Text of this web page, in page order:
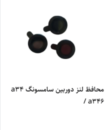
محافظ لنز دوربین سامسونگ a34
/ a346